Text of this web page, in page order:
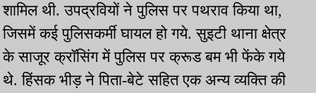
शामिल थी. उपद्रवियों ने पुलिस पर पथराव किया था,
जिसमें कई पुलिसकर्मी घायल हो गये. सुइटी थाना क्षेत्र
के साजूर क्रॉसिंग में पुलिस पर क्रूड बम भी फेंके गये
थे. हिंसक भीड़ ने पिता-बेटे सहित एक अन्य व्यक्ति की